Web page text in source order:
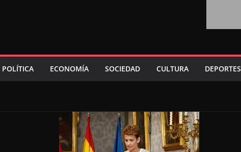
POLÍTICA ECONOMÍA SOCIEDAD CULTURA DEPORTES